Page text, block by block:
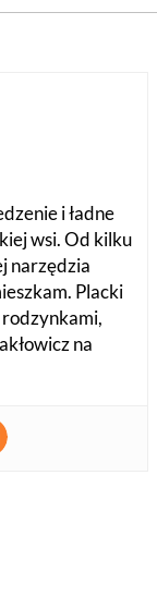
i ładne
wsi. Od kilku
narzędzia
Placki
na